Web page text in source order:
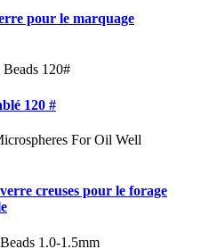
pour le marquage
120 #
creuses pour le forage